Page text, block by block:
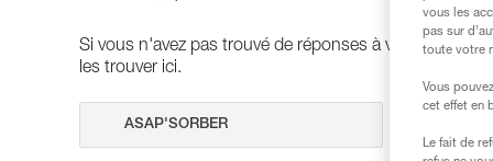
Si vous n'avez pas trouvé de réponses à vos
les trouver ici.
vous les
pas sur
toute votre
Vous
cet effet en
Le fait de